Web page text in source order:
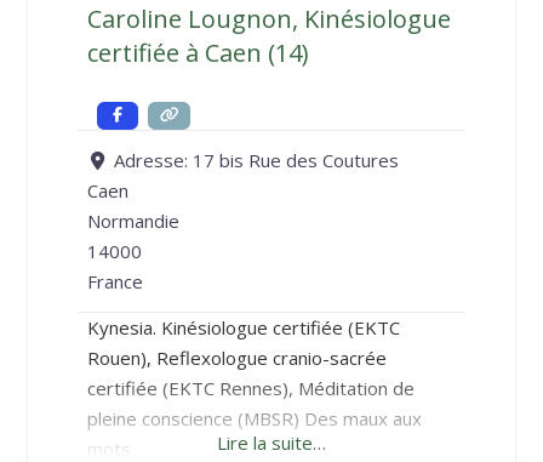
Caroline Lougnon, Kinésiologue
certifiée à Caen (14)
Adresse: 17 bis Rue des Coutures
Caen
Normandie
14000
France
Kynesia. Kinésiologue certifiée (EKTC
Rouen), Reflexologue cranio-sacrée
certifiée (EKTC Rennes), Méditation de
pleine conscience (MBSR) Des maux aux
mots…
Lire la suite…